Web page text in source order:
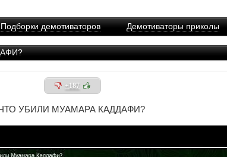
Подборки демотиваторов Демотиваторы приколы
+187
УБИЛИ МУАМАРА КАДДАФИ?